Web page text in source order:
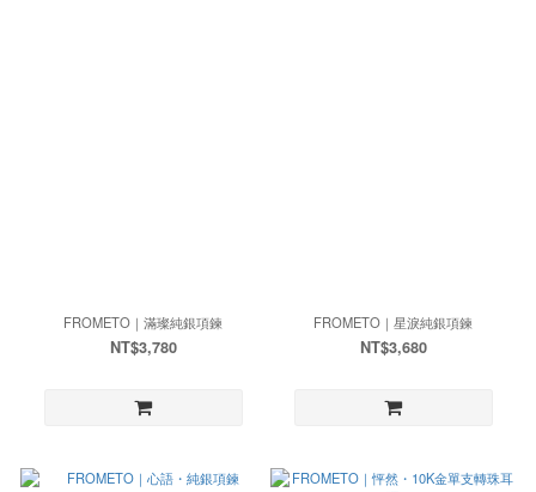
FROMETO｜滿璨純銀項鍊
NT$3,780
FROMETO｜星淚純銀項鍊
NT$3,680